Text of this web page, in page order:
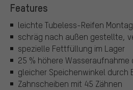
Features
leichte Tubeless-Reifen
schräg nach außen gestellte,
spezielle Fettfüllung im Lager
25 % höhere
gleicher Speichenwinkel durch
Zahnscheiben mit 45 Zähnen